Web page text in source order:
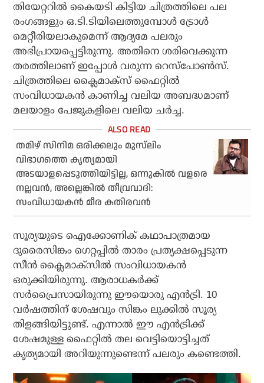
തിയേറ്ററില്‍ കൈയടി കിട്ടിയ ചിത്രത്തിലെ പല
രംഗങ്ങളും ഒ.ടി.ടിയിലെത്തുമ്പോള്‍ ട്രോള്‍
മെറ്റീരിയലാകുമെന്ന് ആദ്യമേ പലരും
അഭിപ്രായപ്പെട്ടിരുന്നു. അതിനെ ശരിവെക്കുന്ന
തരത്തിലാണ് ഇപ്പോള്‍ വരുന്ന റെസ്‌പോണ്‍സ്.
ചിത്രത്തിലെ ക്ലൈമാക്‌സ് ഫൈറ്റില്‍
സംവിധായകന്‍ കാണിച്ച വലിയ അബദ്ധമാണ്
മലയാളം പേജുകളിലെ വലിയ ചര്‍ച്ച.
തമിഴ് സിനിമ ഒരിക്കലും മുസ്‌ലിം
വിഭാഗത്തെ കൃത്യമായി
അടയാളപ്പെടുത്തിയിട്ടില്ല, ഒന്നുകില്‍ വളരെ
നല്ലവന്‍, അല്ലെങ്കില്‍ തീവ്രവാദി:
സംവിധായകന്‍ മീര കതിരവന്‍
സൂര്യയുടെ ഐക്കോണിക് കഥാപാത്രമായ
ദുരൈസിങ്കം ഗെറ്റപ്പില്‍ താരം പ്രത്യക്ഷപ്പെടുന്ന
സീന്‍ ക്ലൈമാക്‌സില്‍ സംവിധായകന്‍
ഒരുക്കിയിരുന്നു. ആരാധകര്‍ക്ക്
സര്‍പ്രൈസായിരുന്നു ഈയൊരു എന്‍ട്രി. 10
വര്‍ഷത്തിന് ശേഷവും സിങ്കം ലുക്കില്‍ സൂര്യ
തിളങ്ങിയിട്ടുണ്ട്. എന്നാല്‍ ഈ എന്‍ട്രിക്ക്
ശേഷമുള്ള ഫൈറ്റില്‍ തല വെട്ടിയൊട്ടിച്ചത്
കൃത്യമായി അറിയുന്നുണ്ടെന്ന് പലരും കണ്ടെത്തി.